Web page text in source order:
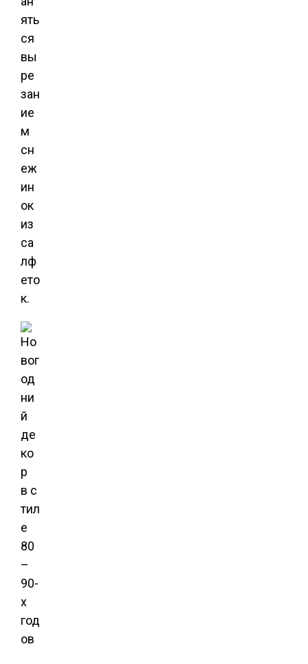
ять
ся
вы
ре
зан
ие
м
сн
еж
ин
ок
из
са
лф
ето
к.